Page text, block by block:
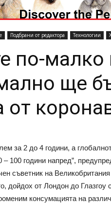
Подбрани от редактора Технологии
по-малко
ще
от
за 2 до 4 години, а
– 100 години напред”,
съветник на
дойдох от Лондон до Глазгоу
консумацията на